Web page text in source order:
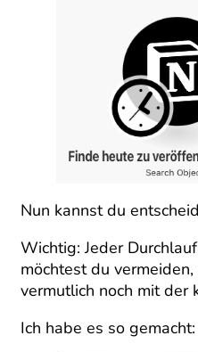
Nun kannst du
Wichtig: Jeder
möchtest du
vermutlich noch mit der
Ich habe es so gemacht: